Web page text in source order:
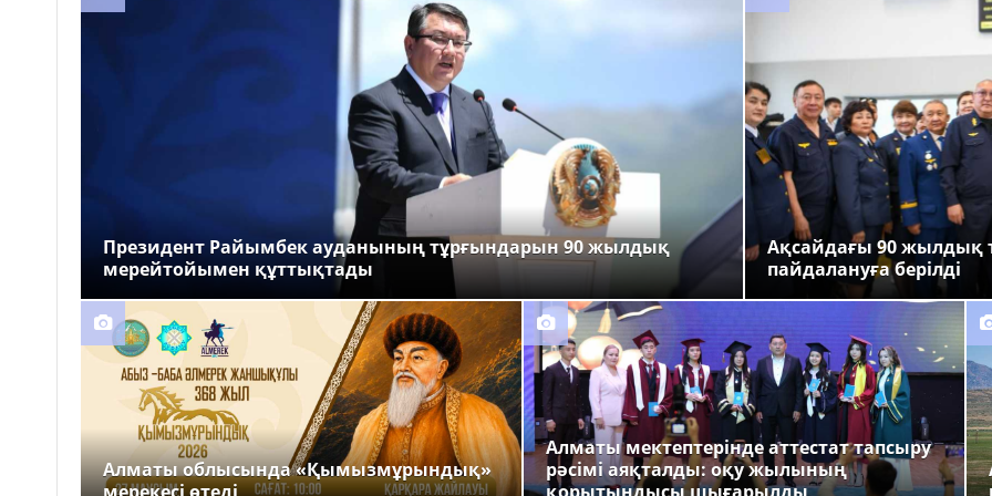
Президент Райымбек ауданының тұрғындарын 90 жылдық
мерейтойымен құттықтады
Ақсайдағы 90 жылдық
пайдалануға берілді
Алматы облысында «Қымызмұрындық»
Алматы мектептерінде аттестат тапсыру
рәсімі аяқталды: оқу жылының